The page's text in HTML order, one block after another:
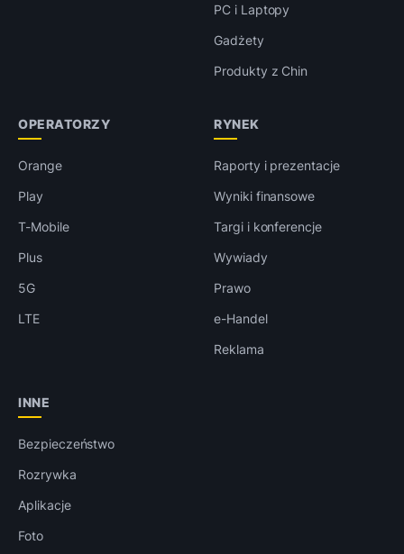
PC i Laptopy
Gadżety
Produkty z Chin
OPERATORZY
Orange
Play
T-Mobile
Plus
5G
LTE
RYNEK
Raporty i prezentacje
Wyniki finansowe
Targi i konferencje
Wywiady
Prawo
e-Handel
Reklama
INNE
Bezpieczeństwo
Rozrywka
Aplikacje
Foto